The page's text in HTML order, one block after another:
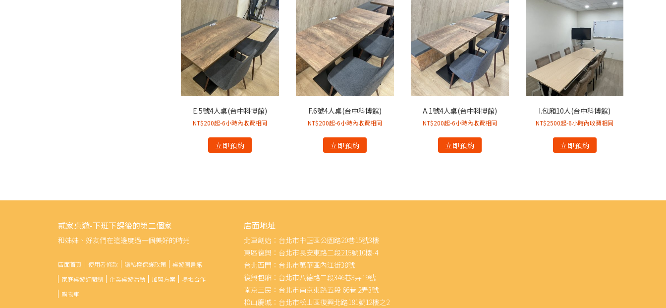
E.5號4人桌(台中科博館)
NT$200起-6小時內收費相同
立即預約
F.6號4人桌(台中科博館)
NT$200起-6小時內收費相同
立即預約
A.1號4人桌(台中科博館)
NT$200起-6小時內收費相同
立即預約
I.包廂10人(台中科博館)
NT$2500起-6小時內收費相同
立即預約
貳家桌遊-下班下課後的第二個家
和姊妹、好友們在這邊度過一個美好的時光
店面首頁 使用者條款 隱私權保護政策
桌遊圖書館
家庭桌遊訂閱制
企業桌遊活動 加盟方案
場地合作
購物車
店面地址
北車創始：台北市中正區公園路20巷15號3樓
東區復興：台北市長安東路二段215號10樓-4
台北西門：台北市萬華區內江街38號
復興包廂：台北市八德路二段346巷3弄19號
南京三民：台北市南京東路五段 66巷 2弄3號
松山慶城：台北市松山區復興北路181號12樓之2